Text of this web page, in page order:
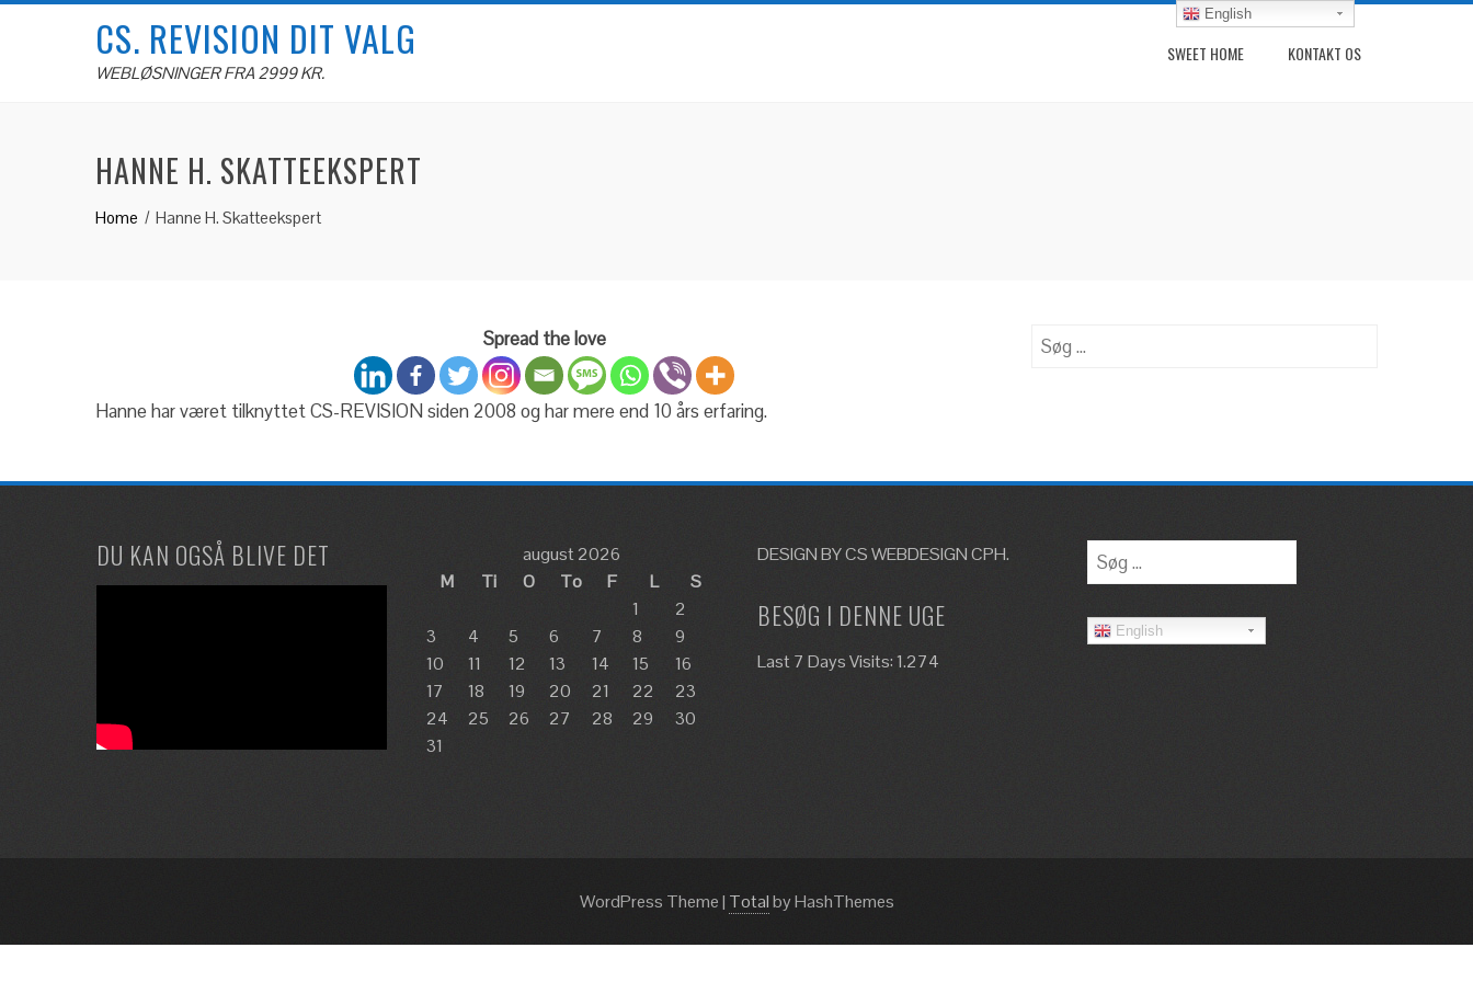
CS. REVISION DIT VALG
WEBLØSNINGER FRA 2999 KR.
SWEET HOME KONTAKT OS
HANNE H. SKATTEEKSPERT
Home Hanne H. Skatteekspert
Spread the love
Hanne har været tilknyttet CS-REVISION siden 2008 og har mere end 10 års erfaring.
Søg
DU KAN OGSÅ BLIVE DET
august 2026
M
Ti O To F L
S
1
2
3
4 5 6 7 8
9
10
11 12 13 14 15
16
17
18 19 20 21 22
23
24
25 26 27 28 29
30
31
DESIGN BY CS WEBDESIGN CPH.
BESØG I DENNE UGE
Last 7 Days Visits:1.274
Søg
efter:
English
WordPress Theme| Totalby HashThemes
English